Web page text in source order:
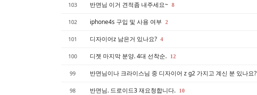
103 반면님 이거 견적좀 내주세요~ 8
102 iphone4s 구입 및 사용 여부 2
101 디자이어z 남은거 있나요? 4
100 디젯 마지막 분양. 4대 선착순. 12
99 반면님이나 크라이스님 중 디자이어 z g2 가지고 계신 분 있나요?
98 반면님. 드로이드3 재요청합니다. 10